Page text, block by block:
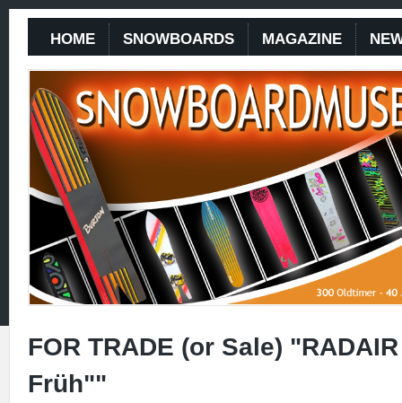
HOME SNOWBOARDS MAGAZINE
FOR TRADE (or Sale)
Früh""